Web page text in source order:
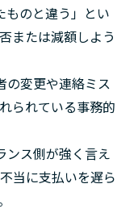
ものと違う」とい
または減額しよう
の変更や連絡ミス
られている事務的
ンス側が強く言え
当に支払いを遅ら